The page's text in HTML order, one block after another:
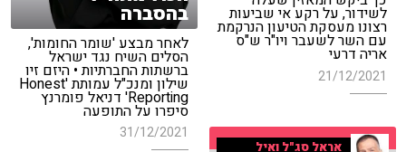
בהסברה
לאחר מבצע 'שומר החומות',
הסלים השיח נגד ישראל
ברשתות החברתיות • היזם זיו
שילון ומנכ"ל עמותת 'Honest
Reporting' דניאל פומרנץ
סיפרו על התופעה
31/12/2021
לשידור, על רקע אי שביעות
רצונו מעסקת הטיעון הנרקמת
עם השר לשעבר ויו"ר ש"ס
אריה דרעי
21/12/2021
אראל סג"ל ואיל